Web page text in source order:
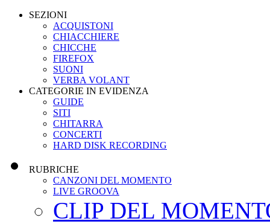
SEZIONI
ACQUISTONI
CHIACCHIERE
CHICCHE
FIREFOX
SUONI
VERBA VOLANT
CATEGORIE IN EVIDENZA
GUIDE
SITI
CHITARRA
CONCERTI
HARD DISK RECORDING
RUBRICHE
CANZONI DEL MOMENTO
LIVE GROOVA
CLIP DEL